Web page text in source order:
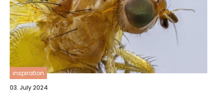
inspiration
03. July 2024